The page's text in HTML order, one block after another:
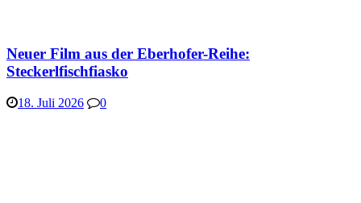
Neuer Film aus der Eberhofer-Reihe:
Steckerlfischfiasko
18. Juli 2026 0